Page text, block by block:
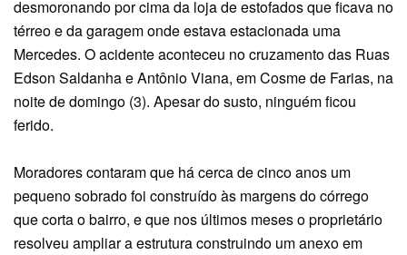
desmoronando por cima da loja de estofados que ficava no
térreo e da garagem onde estava estacionada uma
Mercedes. O acidente aconteceu no cruzamento das Ruas
Edson Saldanha e Antônio Viana, em Cosme de Farias, na
noite de domingo (3). Apesar do susto, ninguém ficou
ferido.
Moradores contaram que há cerca de cinco anos um
pequeno sobrado foi construído às margens do córrego
que corta o bairro, e que nos últimos meses o proprietário
resolveu ampliar a estrutura construindo um anexo em